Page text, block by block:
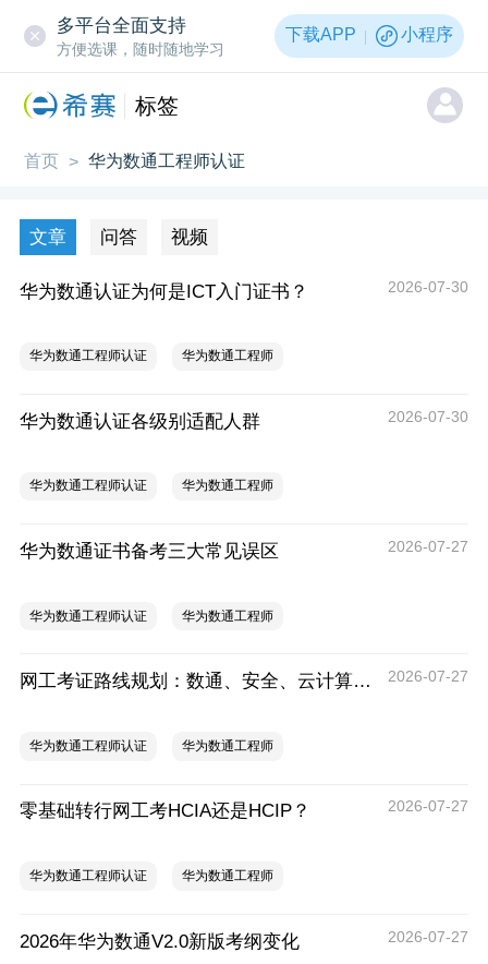
多平台全面支持
方便选课，随时随地学习
下载APP 小程序
标签
首页 > 华为数通工程师认证
文章 问答 视频
华为数通认证为何是ICT入门证书？ 2026-07-30
华为数通工程师认证 华为数通工程师
华为数通认证各级别适配人群 2026-07-30
华为数通工程师认证 华为数通工程师
华为数通证书备考三大常见误区 2026-07-27
华为数通工程师认证 华为数通工程师
网工考证路线规划：数通、安全、云计算该如何选择？ 2026-07-27
华为数通工程师认证 华为数通工程师
零基础转行网工考HCIA还是HCIP？ 2026-07-27
华为数通工程师认证 华为数通工程师
2026年华为数通V2.0新版考纲变化 2026-07-27